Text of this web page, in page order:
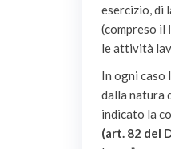
esercizio, di
(compreso il
le attività
In ogni caso
dalla natura
indicato la
(art. 82 del